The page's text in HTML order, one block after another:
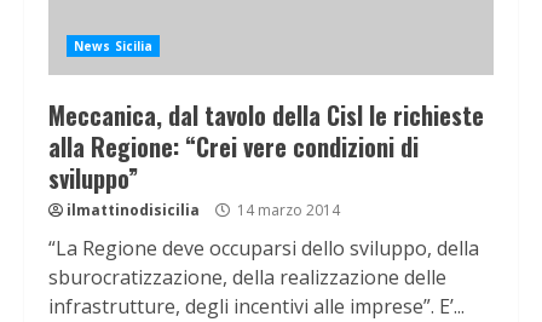
News Sicilia
Meccanica, dal tavolo della Cisl le richieste
alla Regione: “Crei vere condizioni di
sviluppo”
ilmattinodisicilia 14 marzo 2014
“La Regione deve occuparsi dello sviluppo, della
sburocratizzazione, della realizzazione delle
infrastrutture, degli incentivi alle imprese”. E’...